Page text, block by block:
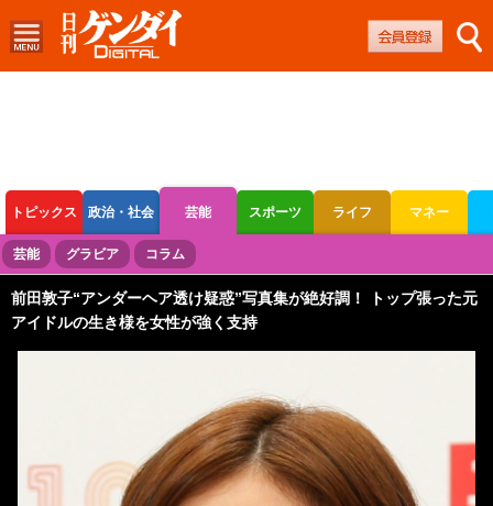
トピックス 政治・社会 芸能 スポーツ ライフ マネー
ボートレース 競輪 オートレース
芸能 グラビア コラム
前田敦子“アンダーヘア透け疑惑”写真集が絶好調！ トップ張った元
アイドルの生き様を女性が強く支持